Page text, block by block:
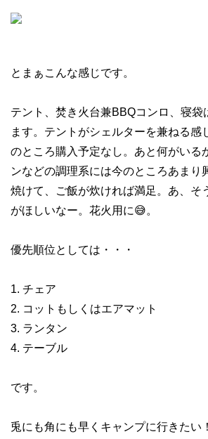
とまぁこんな感じです。
テント、焚き火台兼BBQコンロ、寝袋
ます。テントがシェルターを兼ねる感
のところ購入予定なし。あと何がいる
ンなどの調理系には今のところあまり
焼けて、ご飯が炊ければ満足。あ、そ
がほしいなー。花火用に😅。
優先順位としては・・・
1. チェア
2. コットもしくはエアマット
3. ランタン
4. テーブル
です。
兎にも角にも早くキャンプに行きたい